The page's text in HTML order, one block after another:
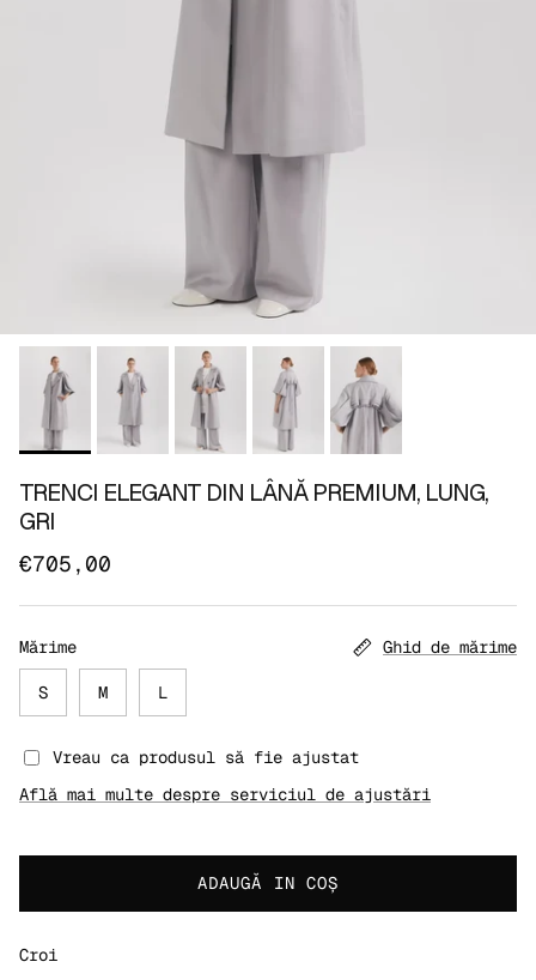
TRENCI ELEGANT DIN LÂNĂ PREMIUM, LUNG,
GRI
€705,00
Mărime Ghid de mărime
S M L
Vreau ca produsul să fie ajustat
Află mai multe despre serviciul de ajustări
ADAUGĂ IN COŞ
Croi